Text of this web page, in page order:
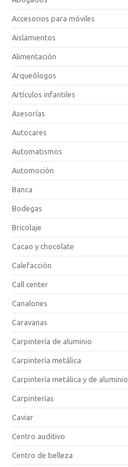
Accesorios para móviles
Aislamientos
Alimentación
Arqueólogos
Artículos infantiles
Asesorías
Autocares
Automatismos
Automoción
Banca
Bodegas
Bricolaje
Cacao y chocolate
Calefacción
Call center
Canalones
Caravanas
Carpintería de aluminio
Carpintería metálica
Carpintería metálica y de aluminio
Carpinterías
Caviar
Centro auditivo
Centro de belleza